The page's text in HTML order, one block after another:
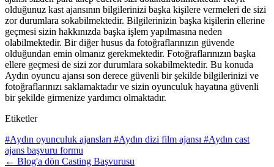
olduğunuz kast ajansının bilgilerinizi başka kişilere vermeleri de sizi
zor durumlara sokabilmektedir. Bilgilerinizin başka kişilerin ellerine
geçmesi sizin hakkınızda başka işlem yapılmasına neden
olabilmektedir. Bir diğer husus da fotoğraflarınızın güvende
olduğundan emin olmanız gerekmektedir. Fotoğraflarınızın başka
ellere geçmesi de sizi zor durumlara sokabilmektedir. Bu konuda
Aydın oyuncu ajansı son derece güvenli bir şekilde bilgilerinizi ve
fotoğraflarınızı saklamaktadır ve sizin oyunculuk hayatına güvenli
bir şekilde girmenize yardımcı olmaktadır.
Etiketler
#Aydın oyunculuk ajansları #Aydın dizi film ajansı #Aydın cast
ajans başvuru formu
← Blog'a dön Casting Başvurusu